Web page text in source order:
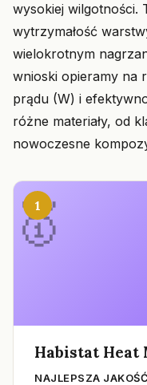
wysokiej wilgotności.
wytrzymałość
wielokrotnym
wnioski opieramy na
prądu (W) i
różne materiały, od
nowoczesne
1
Habistat Heat
NAJLEPSZA